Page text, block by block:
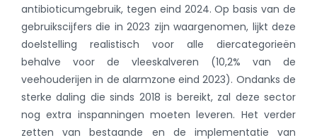
antibioticumgebruik, tegen eind 2024. Op basis van de
gebruikscijfers die in 2023 zijn waargenomen, lijkt deze
doelstelling realistisch voor alle diercategorieën
behalve voor de vleeskalveren (10,2% van de
veehouderijen in de alarmzone eind 2023). Ondanks de
sterke daling die sinds 2018 is bereikt, zal deze sector
nog extra inspanningen moeten leveren. Het verder
zetten van bestaande en de implementatie van